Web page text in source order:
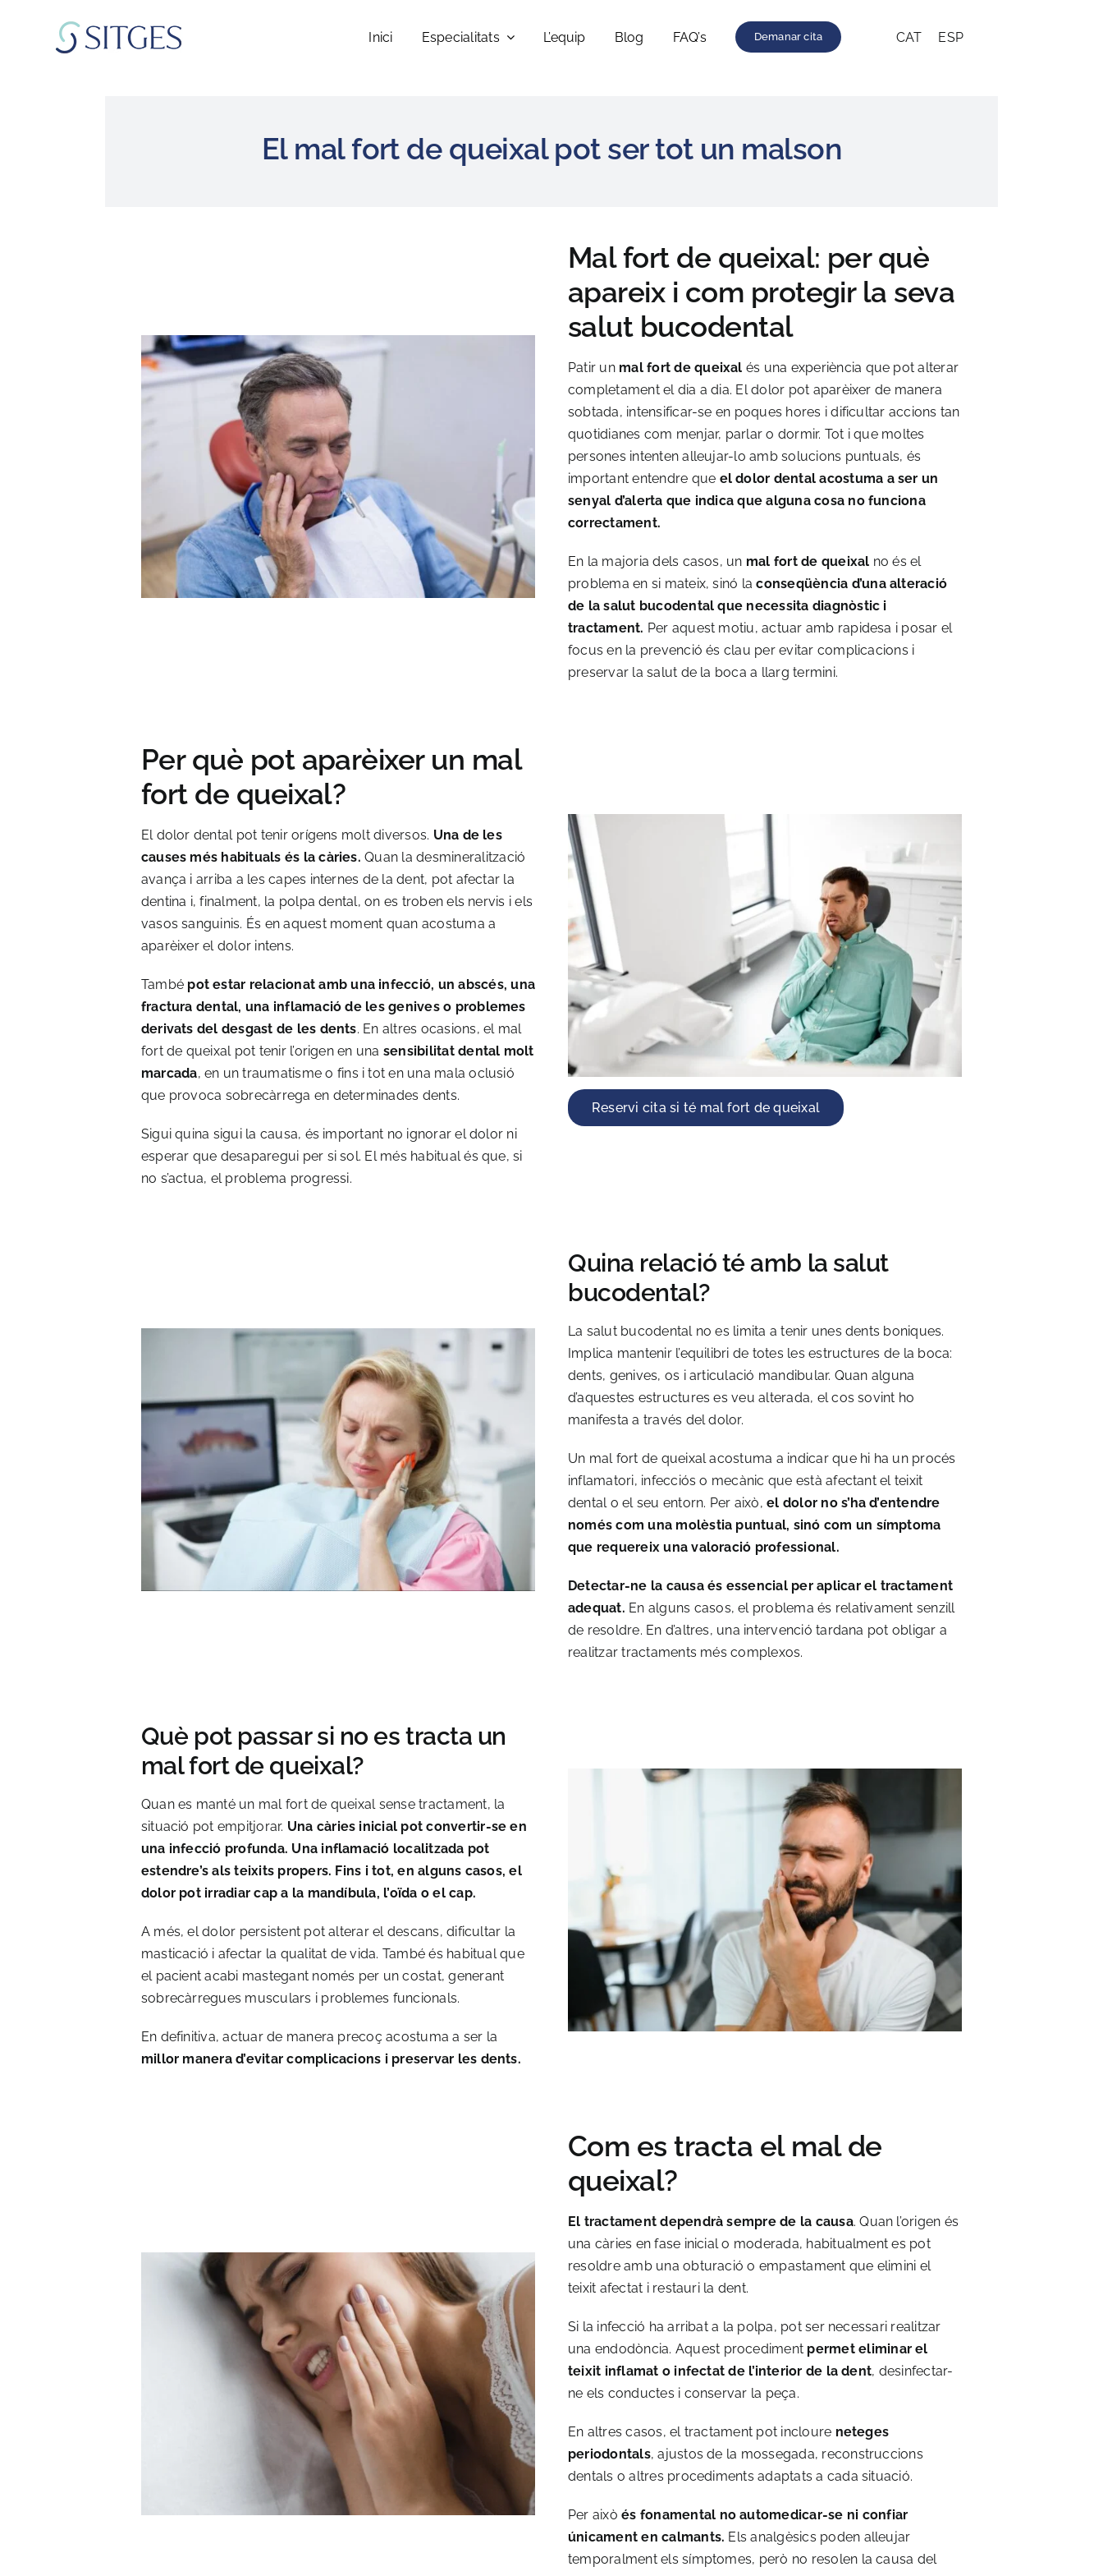
Inici Especialitats L’equip Blog FAQ’s Demanar cita CAT ESP
El mal fort de queixal pot ser tot un malson
Mal fort de queixal: per què
apareix i com protegir la seva
salut bucodental
Patir un mal fort de queixal és una experiència que pot alterar
completament el dia a dia. El dolor pot aparèixer de manera
sobtada, intensificar-se en poques hores i dificultar accions tan
quotidianes com menjar, parlar o dormir. Tot i que moltes
persones intenten alleujar-lo amb solucions puntuals, és
important entendre que el dolor dental acostuma a ser un
senyal d’alerta que indica que alguna cosa no funciona
correctament.
En la majoria dels casos, un mal fort de queixal no és el
problema en si mateix, sinó laconseqüència d’una alteració
de la salut bucodental que necessita diagnòstic i
tractament. Per aquest motiu, actuar amb rapidesa i posar el
focus en la prevenció és clau per evitar complicacions i
preservar la salut de la boca a llarg termini.
Per què pot aparèixer un mal
fort de queixal?
El dolor dental pot tenir orígens molt diversos. Una de les
causes més habituals és la càries. Quan la desmineralització
avança i arriba a les capes internes de la dent, pot afectar la
dentina i, finalment, la polpa dental, on es troben els nervis i els
vasos sanguinis. És en aquest moment quan acostuma a
aparèixer el dolor intens.
També pot estar relacionat amb una infecció, un abscés, una
fractura dental, una inflamació de les genives o problemes
derivats del desgast de les dents. En altres ocasions, el mal
fort de queixal pot tenir l’origen en una sensibilitat dental molt
marcada, en un traumatisme o fins i tot en una mala oclusió
que provoca sobrecàrrega en determinades dents.
Sigui quina sigui la causa, és important no ignorar el dolor ni
esperar que desaparegui per si sol. El més habitual és que, si
no s’actua, el problema progressi.
Reservi cita si té mal fort de queixal
Quina relació té amb la salut
bucodental?
La salut bucodental no es limita a tenir unes dents boniques.
Implica mantenir l’equilibri de totes les estructures de la boca:
dents, genives, os i articulació mandibular. Quan alguna
d’aquestes estructures es veu alterada, el cos sovint ho
manifesta a través del dolor.
Un mal fort de queixal acostuma a indicar que hi ha un procés
inflamatori, infecciós o mecànic que està afectant el teixit
dental o el seu entorn. Per això,el dolor no s’ha d’entendre
només com una molèstia puntual, sinó com un símptoma
que requereix una valoració professional.
Detectar-ne la causa és essencial per aplicar el tractament
adequat. En alguns casos, el problema és relativament senzill
de resoldre. En d’altres, una intervenció tardana pot obligar a
realitzar tractaments més complexos.
Què pot passar si no es tracta un
mal fort de queixal?
Quan es manté un mal fort de queixal sense tractament, la
situació pot empitjorar. Una càries inicial pot convertir-se en
una infecció profunda. Una inflamació localitzada pot
estendre’s als teixits propers. Fins i tot, en alguns casos, el
dolor pot irradiar cap a la mandíbula, l’oïda o el cap.
A més, el dolor persistent pot alterar el descans, dificultar la
masticació i afectar la qualitat de vida. També és habitual que
el pacient acabi mastegant només per un costat, generant
sobrecàrregues musculars i problemes funcionals.
En definitiva, actuar de manera precoç acostuma a ser la
millor manera d’evitar complicacions i preservar les dents.
Com es tracta el mal de
queixal?
El tractament dependrà sempre de la causa. Quan l’origen és
una càries en fase inicial o moderada, habitualment es pot
resoldre amb una obturació o empastament que elimini el
teixit afectat i restauri la dent.
Si la infecció ha arribat a la polpa, pot ser necessari realitzar
una endodòncia. Aquest procediment permet eliminar el
teixit inflamat o infectat de l’interior de la dent, desinfectar-
ne els conductes i conservar la peça.
En altres casos, el tractament pot incloure neteges
periodontals, ajustos de la mossegada, reconstruccions
dentals o altres procediments adaptats a cada situació.
Per aixòés fonamental no automedicar-se ni confiar
únicament en calmants. Els analgèsics poden alleujar
temporalment els símptomes, però no resolen la causa del